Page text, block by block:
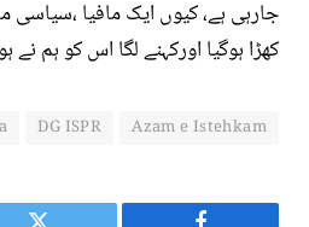
جارہی ہے، کیوں ایک مافیا ،سیاسی
کھڑا ہوگیا اورکہنے لگا اس کو ہم نے
Azam e Istehkam
DG ISPR